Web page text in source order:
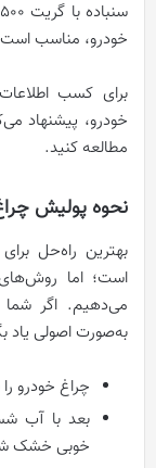
خودرو، مناسب
برای کسب
خودرو، پیشنهاد
مطالعه کنید.
نحوه پولیش چراغ
بهترین راه‌حل
است؛ اما
می‌دهیم. اگر
به‌صورت اصولی یاد
چراغ خودرو
بعد با آب
خوبی خشک